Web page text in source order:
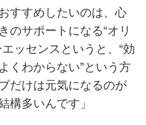
すすめしたいのは、心
のサポートになる“オリ
ッセンスというと、“効
くわからない”という方
だけは元気になるのが
構多いんです」